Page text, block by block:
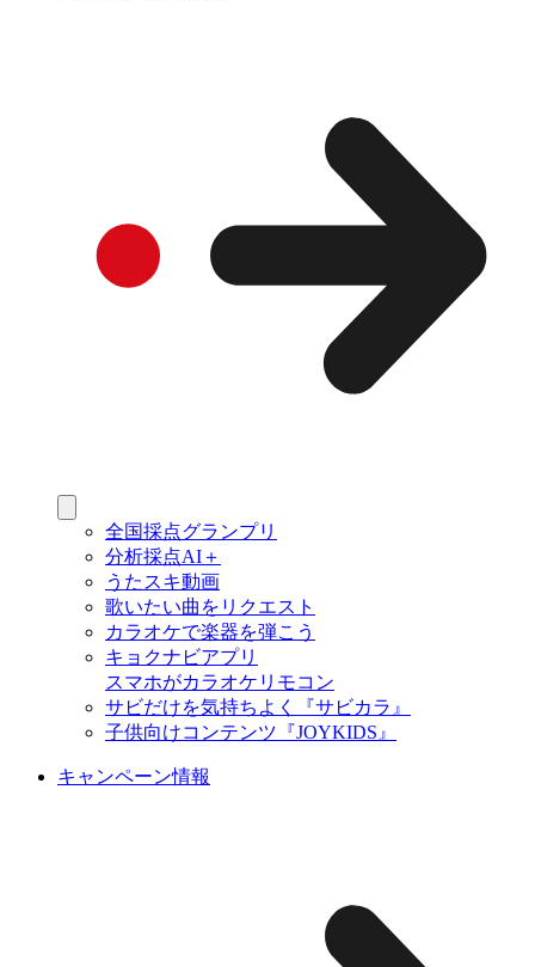
全国採点グランプリ
分析採点AI＋
うたスキ動画
歌いたい曲をリクエスト
カラオケで楽器を弾こう
キョクナビアプリ
スマホがカラオケリモコン
サビだけを気持ちよく『サビカラ』
子供向けコンテンツ『JOYKIDS』
キャンペーン情報